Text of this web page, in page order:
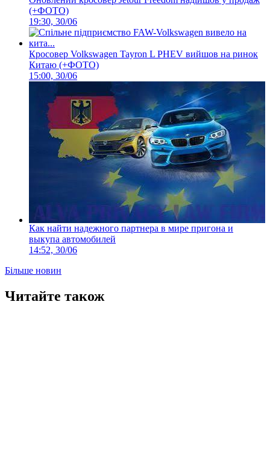
(+ФОТО)
19:30, 30/06
Кросовер Volkswagen Tayron L PHEV вийшов на ринок
Китаю (+ФОТО)
15:00, 30/06
Как найти надежного партнера в мире пригона и
выкупа автомобилей
14:52, 30/06
Більше новин
Читайте також